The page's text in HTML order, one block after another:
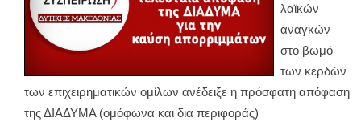
λαϊκών
αναγκών
στο βωμό
των κερδών
των επιχειρηματικών ομίλων ανέδειξε η πρόσφατη απόφαση
της ΔΙΑΔΥΜΑ (ομόφωνα και δια περιφοράς)